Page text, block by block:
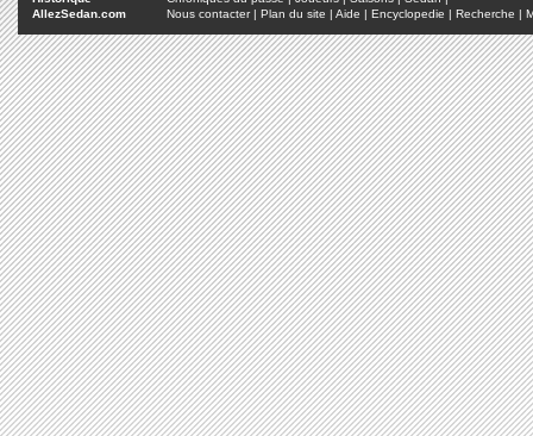
AllezSedan.com
Nous contacter| Plan du site | Aide | Encyclopedie | Recherche |